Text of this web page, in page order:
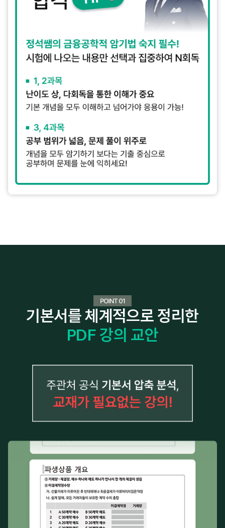
기본서를 체계적으로 정리한
PDF 강의 교안